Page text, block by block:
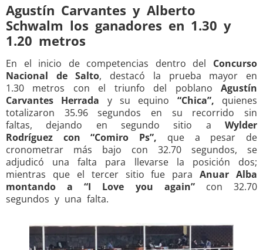
Agustín Carvantes y Alberto
Schwalm los ganadores en 1.30 y
1.20 metros
En el inicio de competencias dentro del Concurso
Nacional de Salto, destacó la prueba mayor en
1.30 metros con el triunfo del poblano Agustín
Carvantes Herrada y su equino “Chica”, quienes
totalizaron 35.96 segundos en su recorrido sin
faltas, dejando en segundo sitio a Wylder
Rodríguez con “Comiro Ps”, que a pesar de
cronometrar más bajo con 32.70 segundos, se
adjudicó una falta para llevarse la posición dos;
mientras que el tercer sitio fue paraAnuar Alba
montando a “I Love you again”con 32.70
segundos y una falta.